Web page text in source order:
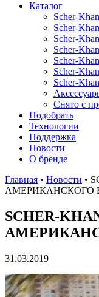
Каталог
Scher-
Scher-
Scher-
Scher-
Scher-
Scher-
Scher-
Снято с
Подобрать
Технологии
Поддержка
Новости
О бренде
Главная • Новости •
АМЕРИКАНСКОГО
SCHER-
31.03.2019